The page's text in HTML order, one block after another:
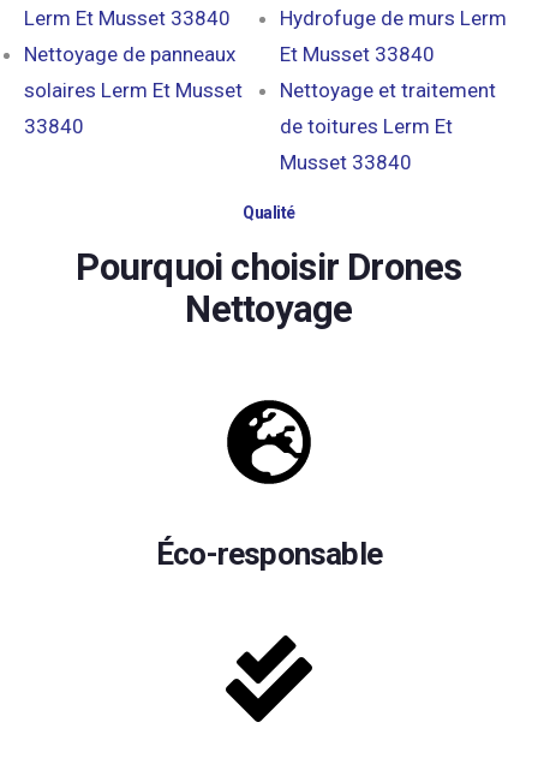
Lerm Et Musset 33840
Nettoyage de panneaux
solaires Lerm Et Musset
33840
Hydrofuge de murs Lerm
Et Musset 33840
Nettoyage et traitement
de toitures Lerm Et
Musset 33840
Qualité
Pourquoi choisir Drones
Nettoyage
Éco-responsable